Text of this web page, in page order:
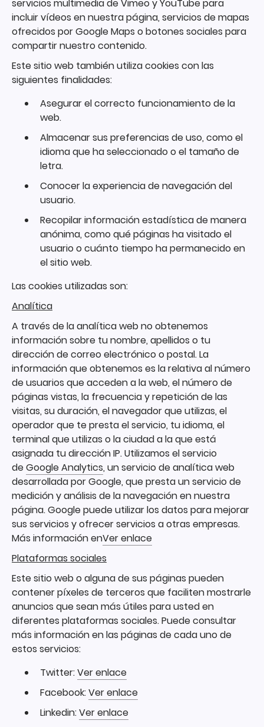
servicios multimedia de Vimeo y YouTube para
incluir vídeos en nuestra página, servicios de mapas
ofrecidos por Google Maps o botones sociales para
compartir nuestro contenido.
Este sitio web también utiliza cookies con las
siguientes finalidades:
Asegurar el correcto funcionamiento de la
web.
Almacenar sus preferencias de uso, como el
idioma que ha seleccionado o el tamaño de
letra.
Conocer la experiencia de navegación del
usuario.
Recopilar información estadística de manera
anónima, como qué páginas ha visitado el
usuario o cuánto tiempo ha permanecido en
el sitio web.
Las cookies utilizadas son:
Analítica
A través de la analítica web no obtenemos
información sobre tu nombre, apellidos o tu
dirección de correo electrónico o postal. La
información que obtenemos es la relativa al número
de usuarios que acceden a la web, el número de
páginas vistas, la frecuencia y repetición de las
visitas, su duración, el navegador que utilizas, el
operador que te presta el servicio, tu idioma, el
terminal que utilizas o la ciudad a la que está
asignada tu dirección IP. Utilizamos el servicio
deGoogle Analytics, un servicio de analítica web
desarrollada por Google, que presta un servicio de
medición y análisis de la navegación en nuestra
página. Google puede utilizar los datos para mejorar
sus servicios y ofrecer servicios a otras empresas.
Más información enVer enlace
Plataformas sociales
Este sitio web o alguna de sus páginas pueden
contener píxeles de terceros que faciliten mostrarle
anuncios que sean más útiles para usted en
diferentes plataformas sociales. Puede consultar
más información en las páginas de cada uno de
estos servicios:
Twitter:Ver enlace
Facebook:Ver enlace
Linkedin:Ver enlace